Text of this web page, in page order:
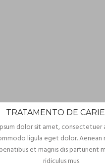
TRATAMENTO DE
dolor sit amet, consectetuer
ligula eget dolor. Aenean
et magnis dis parturient
ridiculus mus.